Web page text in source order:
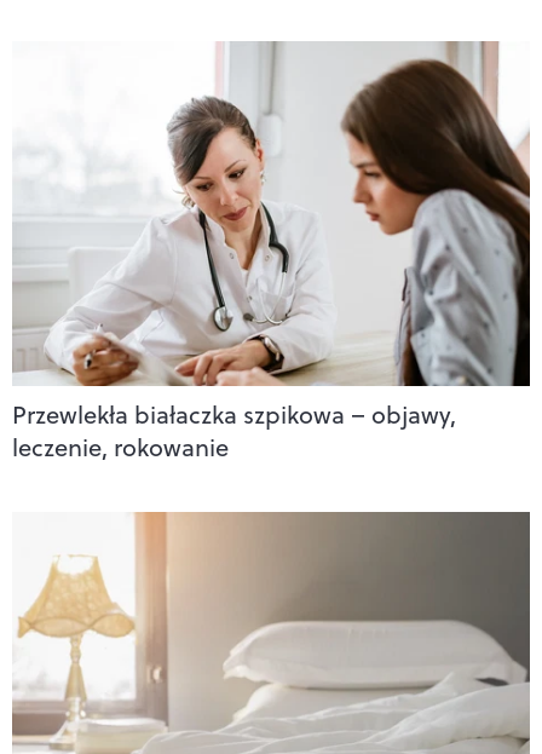
Przewlekła białaczka szpikowa – objawy,
leczenie, rokowanie